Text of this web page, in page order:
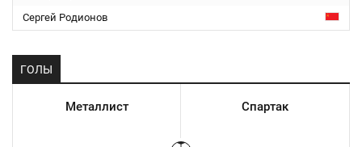
Сергей Родионов
ГОЛЫ
Металлист Спартак